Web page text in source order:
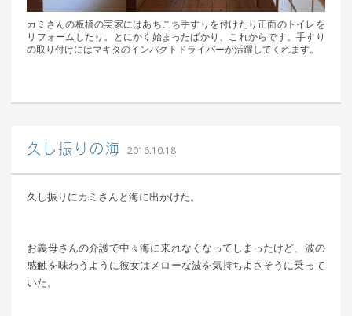
カミさんの板橋の実家にはあちこち手すりを付けたり正面のトイレを
リフォームしたり。とにかく始まったばかり、これからです。手すり
の取り付けにはマキタのインパクトドライバーが活躍してくれます。
久し振りの海 2016.10.18｜ 更新日：
込山 敏郎
久し振りにカミさんと海に出かけた。
お義母さんの介護で中々海に来れなくなってしまったけど、波の
感触を味わうように彼女はメローな波を気持ちよさそうに乗って
いた。